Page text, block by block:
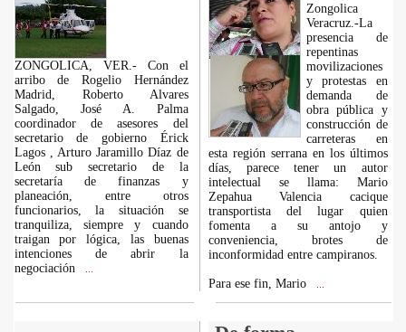
ZONGOLICA, VER.- Con el
arribo de Rogelio Hernández
Madrid, Roberto Alvares
Salgado, José A. Palma
coordinador de asesores del
secretario de gobierno Érick
Lagos , Arturo Jaramillo Díaz de
León sub secretario de la
secretaría de finanzas y
planeación, entre otros
funcionarios, la situación se
tranquiliza, siempre y cuando
traigan por lógica, las buenas
intenciones de abrir la
negociación
Zongolica
Veracruz.-La
presencia de
repentinas
movilizaciones
y protestas en
demanda de
obra pública y
construcción de
carreteras en
esta región serrana en los últimos
días, parece tener un autor
intelectual se llama: Mario
Zepahua Valencia cacique
transportista del lugar quien
fomenta a su antojo y
conveniencia, brotes de
inconformidad entre campiranos.
Para ese fin, Mario